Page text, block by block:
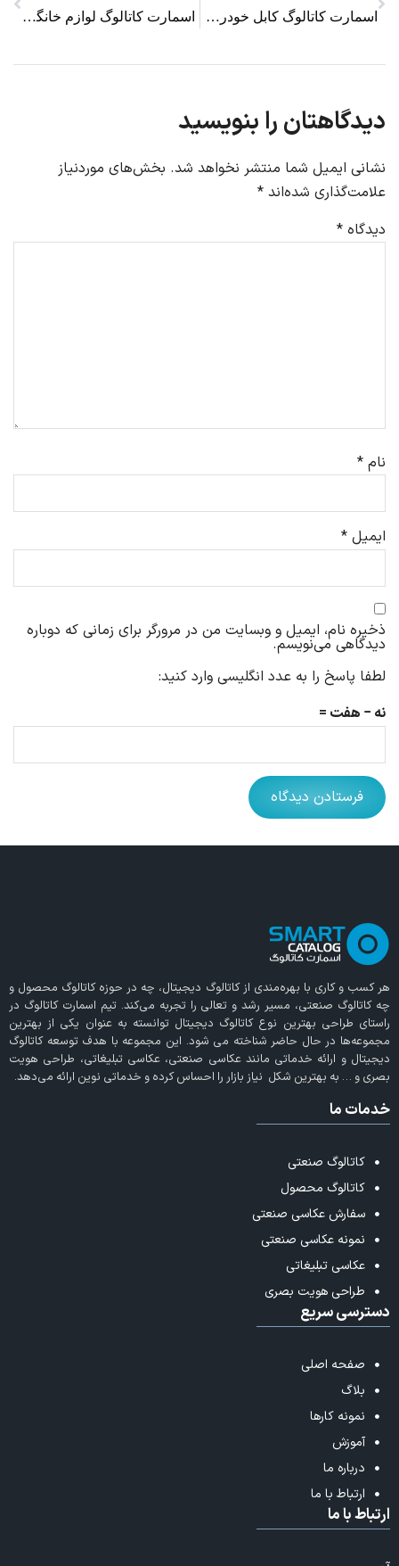
اسمارت کاتالوگ کابل خودرو پیشرو سبزوار اسمارت کاتالوگ لوازم خانگی بست
دیدگاهتان را بنویسید
نشانی ایمیل شما منتشر نخواهد شد. بخش‌های موردنیاز
علامت‌گذاری شده‌اند *
دیدگاه *
نام *
ایمیل *
ذخیره نام، ایمیل و وبسایت من در مرورگر برای زمانی که دوباره
دیدگاهی می‌نویسم.
لطفا پاسخ را به عدد انگلیسی وارد کنید:
نه − هفت =
هر کسب و کاری با بهره‌مندی ازکاتالوگ دیجیتال، چه در حوزه کاتالوگ محصول و
چه کاتالوگ صنعتی، مسیر رشد و تعالی را تجربه می‌کند. تیم اسمارت کاتالوگ در
راستای طراحی بهترین نوع کاتالوگ دیجیتال توانسته به عنوان یکی از بهترین
مجموعه‌ها در حال حاضر شناخته می‌ شود. این مجموعه با هدف توسعه کاتالوگ
دیجیتال و ارائه خدماتی مانند عکاسی صنعتی، عکاسی تبلیغاتی، طراحی هویت
بصری و … به بهترین شکل نیاز بازار را احساس کرده و خدماتی نوین ارائه می‌دهد.
خدمات ما
کاتالوگ صنعتی
کاتالوگ محصول
سفارش عکاسی صنعتی
نمونه عکاسی صنعتی
عکاسی تبلیغاتی
طراحی هویت بصری
دسترسی سریع
صفحه اصلی
بلاگ
نمونه کارها
آموزش
درباره ما
ارتباط با ما
ارتباط با ما